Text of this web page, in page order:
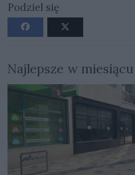
Podziel się
Najlepsze w miesiącu